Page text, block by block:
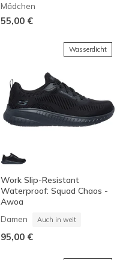
Mädchen
55,00 €
Wasserdicht
Work Slip-Resistant
Waterproof: Squad Chaos -
Awoa
Damen Auch in weit
95,00 €